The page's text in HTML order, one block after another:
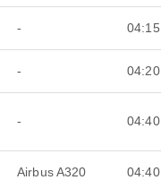
- 04:15
- 04:20
- 04:40
Airbus A320 04:40